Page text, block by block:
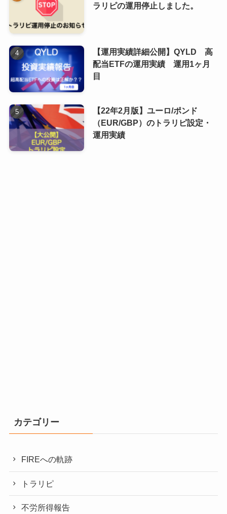
ラリピの運用停止しました。
【運用実績詳細公開】QYLD 高
配当ETFの運用実績 運用1ヶ月
目
【22年2月版】ユーロ/ポンド
（EUR/GBP）のトラリピ設定・
運用実績
カテゴリー
FIREへの軌跡
トラリピ
不労所得報告